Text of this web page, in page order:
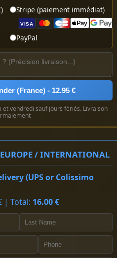
Stripe (paiement immédiat)
VISA
PayPal
(France) - 12.95 €
et vendredi sauf jours fériés. Livraison
/ INTERNATIONAL
(UPS or Colissimo
| Total: 16.00 €